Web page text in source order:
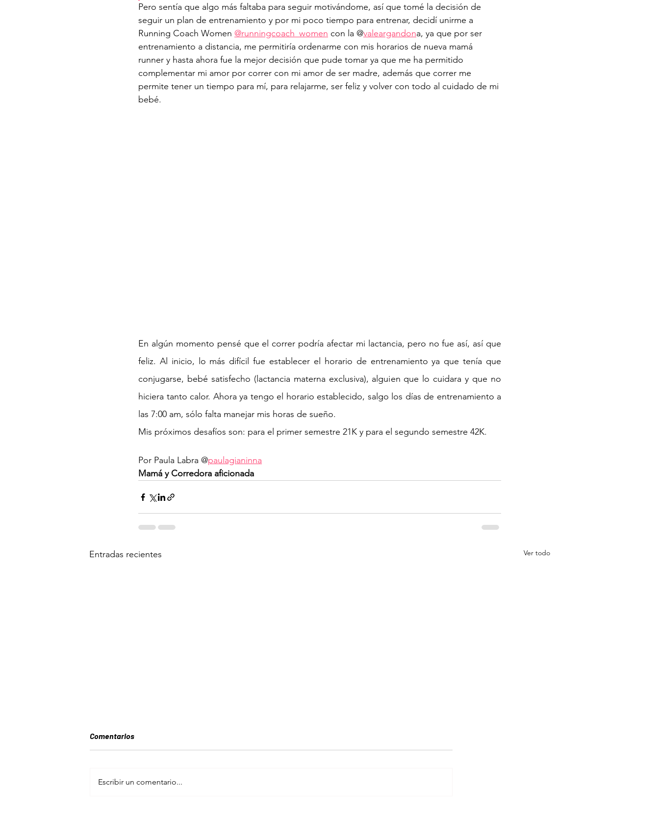
Pero sentía que algo más faltaba para seguir motivándome, así que tomé la decisión de
seguir un plan de entrenamiento y por mi poco tiempo para entrenar, decidí unirme a
Running Coach Women @runningcoach_women con la @valeargandona, ya que por ser
entrenamiento a distancia, me permitiría ordenarme con mis horarios de nueva mamá
runner y hasta ahora fue la mejor decisión que pude tomar ya que me ha permitido
complementar mi amor por correr con mi amor de ser madre, además que correr me
permite tener un tiempo para mí, para relajarme, ser feliz y volver con todo al cuidado de mi
bebé.
En algún momento pensé que el correr podría afectar mi lactancia, pero no fue así, así que
feliz. Al inicio, lo más difícil fue establecer el horario de entrenamiento ya que tenía que
conjugarse, bebé satisfecho (lactancia materna exclusiva), alguien que lo cuidara y que no
hiciera tanto calor. Ahora ya tengo el horario establecido, salgo los días de entrenamiento a
las 7:00 am, sólo falta manejar mis horas de sueño.
Mis próximos desafíos son: para el primer semestre 21K y para el segundo semestre 42K.
Por Paula Labra @paulagianinna
Mamá y Corredora aficionada
Entradas recientes Ver todo
Comentarios
Escribir un comentario...